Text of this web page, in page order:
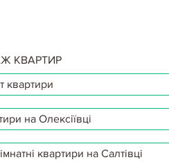
КВАРТИР
квартири
на Олексіївці
квартири на Салтівці